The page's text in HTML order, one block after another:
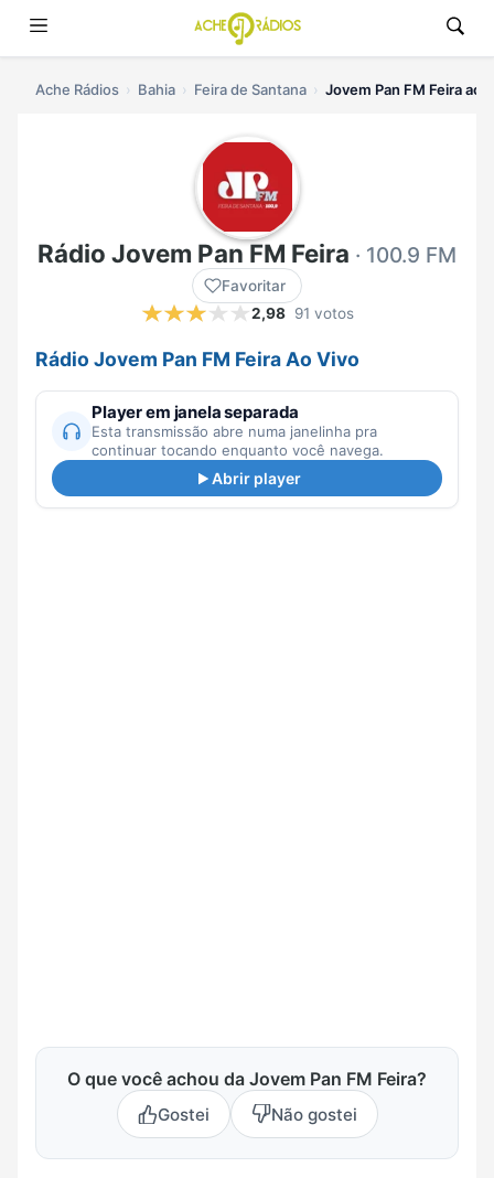
Ache Rádios Bahia Feira de Santana Jovem Pan FM Feira ao
Rádio Jovem Pan FM Feira · 100.9 FM
Favoritar
2,98 91 votos
Rádio Jovem Pan FM Feira Ao Vivo
Player em janela separada
Esta transmissão abre numa janelinha pra
continuar tocando enquanto você navega.
Abrir player
O que você achou da Jovem Pan FM Feira?
Gostei Não gostei